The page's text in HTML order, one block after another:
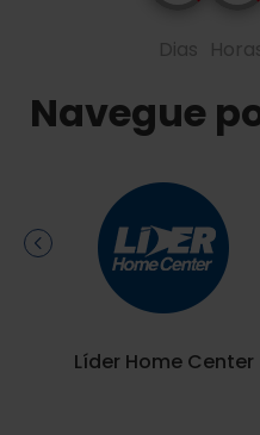
Dias
Navegue
Líder Home Center